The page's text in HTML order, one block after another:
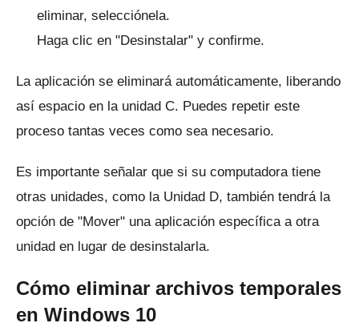
eliminar, selecciónela.
Haga clic en "Desinstalar" y confirme.
La aplicación se eliminará automáticamente, liberando
así espacio en la unidad C. Puedes repetir este
proceso tantas veces como sea necesario.
Es importante señalar que si su computadora tiene
otras unidades, como la Unidad D, también tendrá la
opción de "Mover" una aplicación específica a otra
unidad en lugar de desinstalarla.
Cómo eliminar archivos temporales
en Windows 10